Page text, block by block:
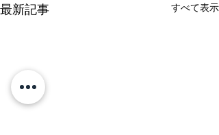
最新記事 すべて表示